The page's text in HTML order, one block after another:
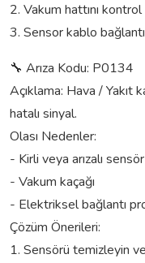
2. Vakum hattını
3. Sensor kablo
🔧 Arıza Kodu: P0134
Açıklama: Hava / Yakıt
hatalı sinyal.
Olası Nedenler:
- Kirli veya arızalı sensör
- Vakum kaçağı
- Elektriksel bağlantı
Çözüm Önerileri:
1. Sensörü temizleyin